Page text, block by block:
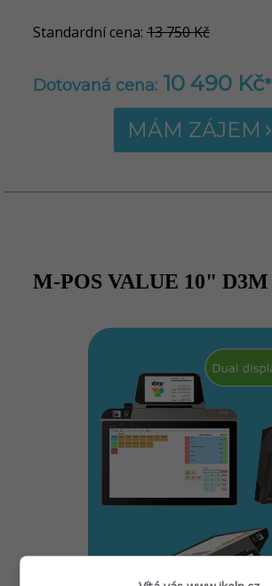
Standardní cena: 13 750 Kč
Dotovaná cena: 10 490 Kč*
MÁM ZÁJEM
M-POS VALUE 10" D3M